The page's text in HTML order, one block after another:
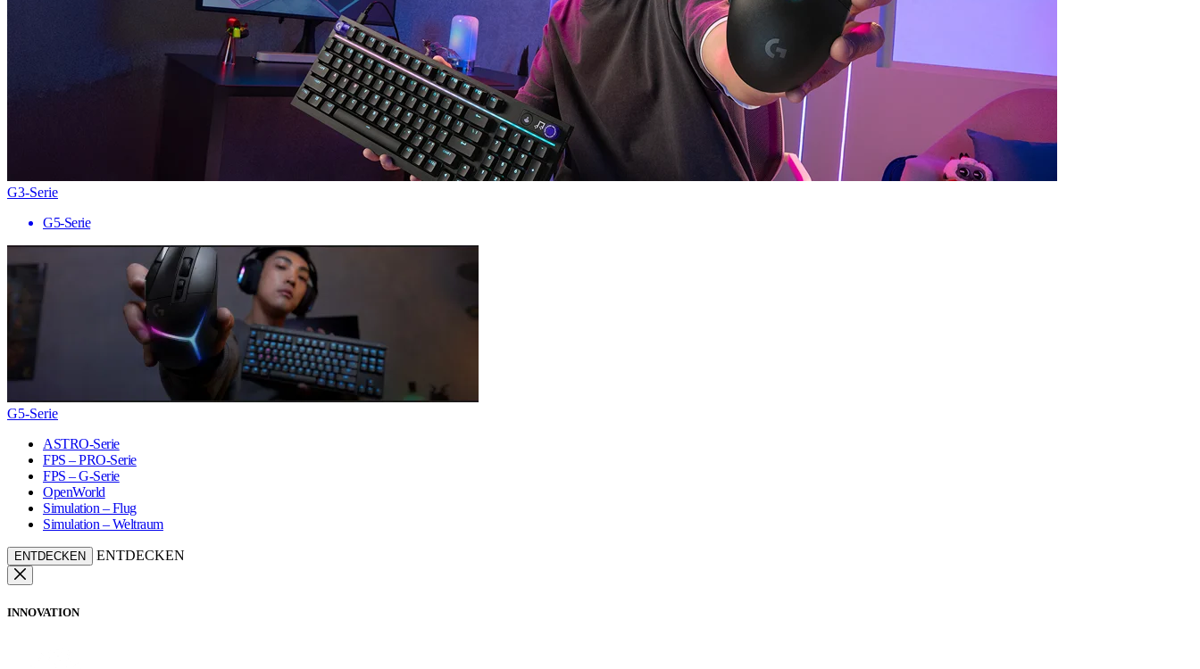
G3-Serie
G5-Serie
G5-Serie
ASTRO-Serie
FPS – PRO-Serie
FPS – G-Serie
OpenWorld
Simulation – Flug
Simulation – Weltraum
ENTDECKEN ENTDECKEN
INNOVATION